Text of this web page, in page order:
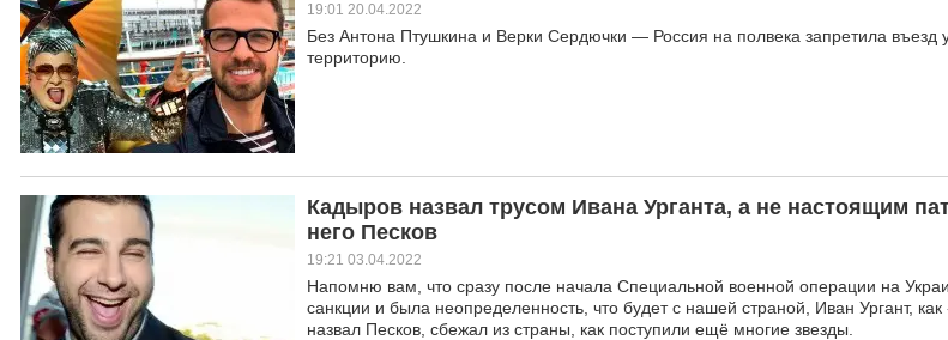
19:01 20.04.2022
Без Антона Птушкина и Верки Сердючки — Россия на полвека запретила въезд
территорию.
Кадыров назвал трусом Ивана Урганта, а не настоящим
него Песков
19:21 03.04.2022
Напомню вам, что сразу после начала Специальной военной операции на
санкции и была неопределенность, что будет с нашей страной, Иван Ургант,
назвал Песков, сбежал из страны, как поступили ещё многие звезды.